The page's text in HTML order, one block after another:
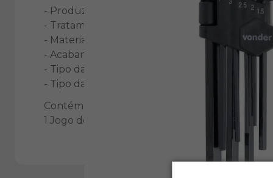
- Produzido em aço cromo vanádio,
- Tratamento fosfatizado preto, garantindo
- Material do corpo da chave:
Aço cromo
- Acabamento da Chave: Fosfatizado preto
- Tipo da chave allen: Tipo "L" série curta
- Tipo da ponta da chave allen: Hexagonal
Contém:
1 Jogo de chaves allen, composto por um